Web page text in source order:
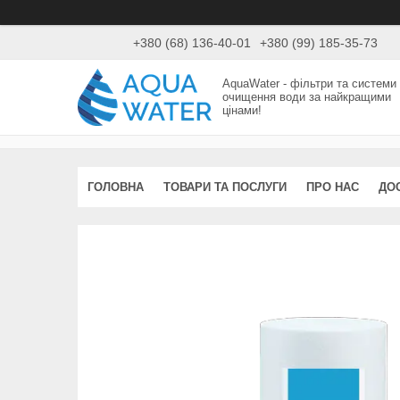
+380 (68) 136-40-01 +380 (99) 185-35-73
AquaWater - фільтри та системи
очищення води за найкращими
цінами!
ГОЛОВНА ТОВАРИ ТА ПОСЛУГИ ПРО НАС